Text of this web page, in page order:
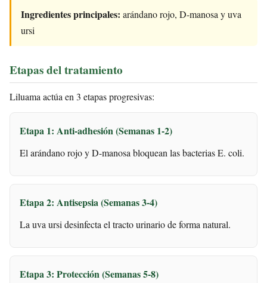
Ingredientes principales: arándano rojo, D-manosa y uva
ursi
Etapas del tratamiento
Liluama actúa en 3 etapas progresivas:
Etapa 1: Anti-adhesión (Semanas 1-2)
El arándano rojo y D-manosa bloquean las bacterias E. coli.
Etapa 2: Antisepsia (Semanas 3-4)
La uva ursi desinfecta el tracto urinario de forma natural.
Etapa 3: Protección (Semanas 5-8)